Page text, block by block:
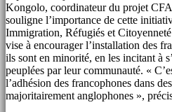
Kongolo, coordinateur du projet
souligne l’importance de cette
Immigration, Réfugiés et
vise à encourager l’installation des
ils sont en minorité, en les incitant à
peuplées par leur communauté. «
l’adhésion des francophones dans
majoritairement anglophones »,